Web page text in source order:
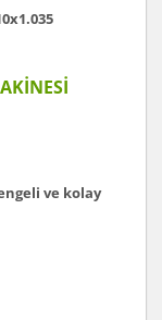
ve kolay